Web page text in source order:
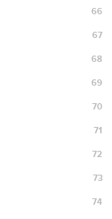
66
67
68
69
70
71
72
73
74